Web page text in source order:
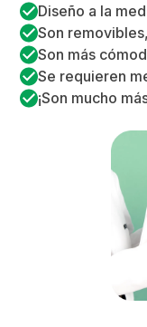
Diseño a la
Son
Son más
Se requieren
¡Son mucho